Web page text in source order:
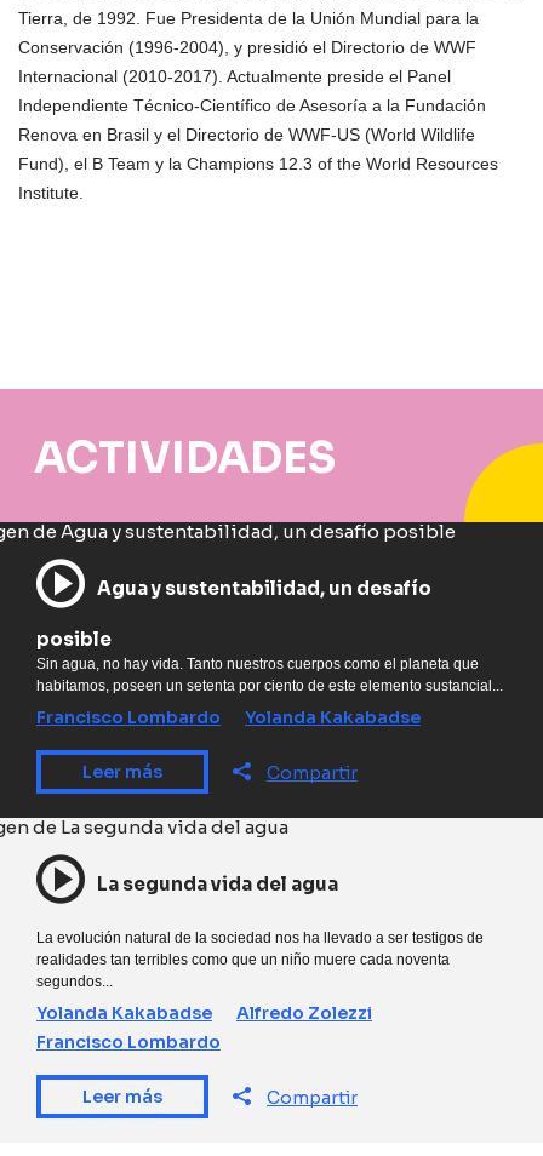
Tierra, de 1992. Fue Presidenta de la Unión Mundial para la
Conservación (1996-2004), y presidió el Directorio de WWF
Internacional (2010-2017). Actualmente preside el Panel
Independiente Técnico-Científico de Asesoría a la Fundación
Renova en Brasil y el Directorio de WWF-US (World Wildlife
Fund), el B Team y la Champions 12.3 of the World Resources
Institute.
ACTIVIDADES
Agua y sustentabilidad, un desafío
posible
Sin agua, no hay vida. Tanto nuestros cuerpos como el planeta que
habitamos, poseen un setenta por ciento de este elemento sustancial...
Francisco Lombardo Yolanda Kakabadse
Leer más Compartir
La segunda vida del agua
La evolución natural de la sociedad nos ha llevado a ser testigos de
realidades tan terribles como que un niño muere cada noventa
segundos...
Yolanda Kakabadse
Alfredo Zolezzi
Francisco Lombardo
Leer más Compartir